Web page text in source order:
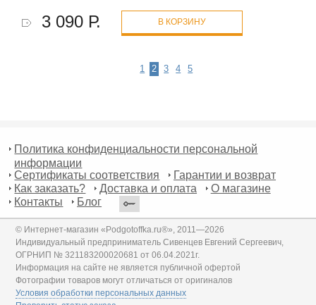
3 090 Р. В КОРЗИНУ
1 2 3 4 5
Политика конфиденциальности персональной
информации
Сертификаты соответствия
Гарантии и возврат
Как заказать?
Доставка и оплата
О магазине
Контакты
Блог
© Интернет-магазин «Podgotoffka.ru®», 2011—2026
Индивидуальный предприниматель Сивенцев Евгений Сергеевич,
ОГРНИП № 321183200020681 от 06.04.2021г.
Информация на сайте не является публичной офертой
Фотографии товаров могут отличаться от оригиналов
Условия обработки персональных данных